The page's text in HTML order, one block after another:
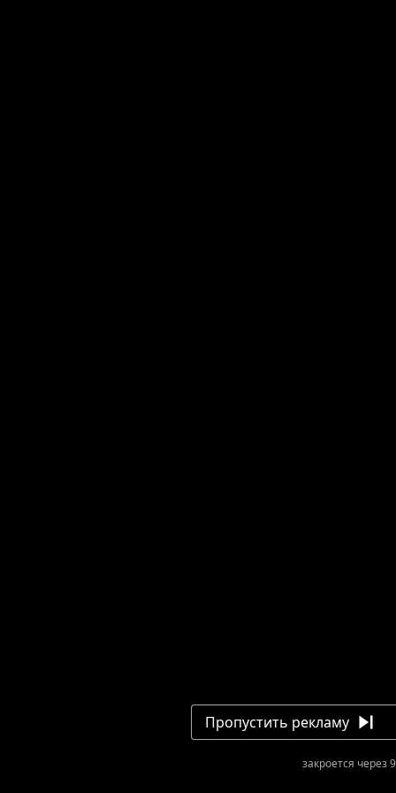
Пропустить рекламу
закроется через 9